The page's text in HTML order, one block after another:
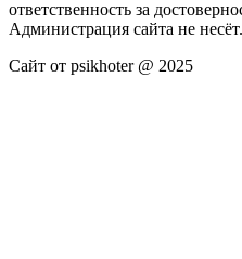
ответственность за
Администрация сайта не несёт.
Сайт от psikhoter @ 2025